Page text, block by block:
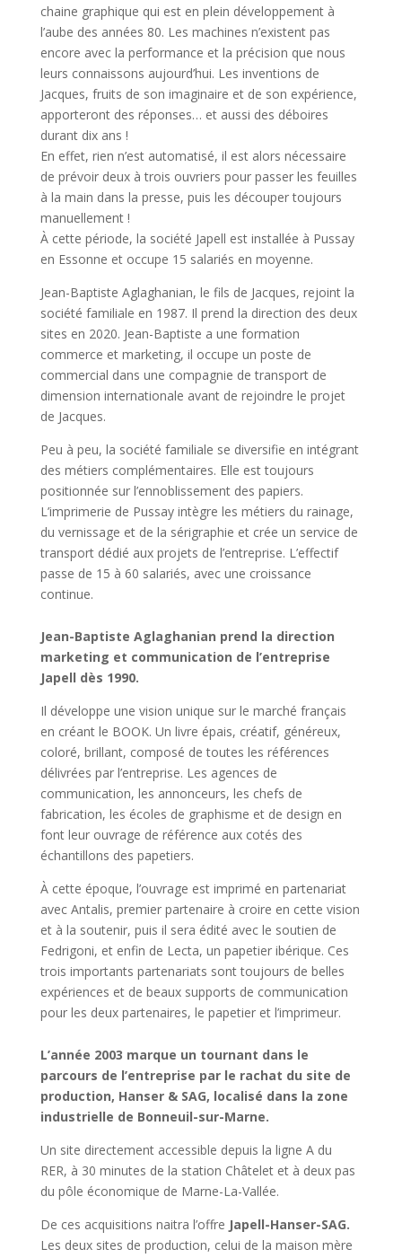
chaine graphique qui est en plein développement à
l’aube des années 80. Les machines n’existent pas
encore avec la performance et la précision que nous
leurs connaissons aujourd’hui. Les inventions de
Jacques, fruits de son imaginaire et de son expérience,
apporteront des réponses… et aussi des déboires
durant dix ans !
En effet, rien n’est automatisé, il est alors nécessaire
de prévoir deux à trois ouvriers pour passer les feuilles
à la main dans la presse, puis les découper toujours
manuellement !
À cette période, la société Japell est installée à Pussay
en Essonne et occupe 15 salariés en moyenne.
Jean-Baptiste Aglaghanian, le fils de Jacques, rejoint la
société familiale en 1987. Il prend la direction des deux
sites en 2020. Jean-Baptiste a une formation
commerce et marketing, il occupe un poste de
commercial dans une compagnie de transport de
dimension internationale avant de rejoindre le projet
de Jacques.
Peu à peu, la société familiale se diversifie en intégrant
des métiers complémentaires. Elle est toujours
positionnée sur l’ennoblissement des papiers.
L’imprimerie de Pussay intègre les métiers du rainage,
du vernissage et de la sérigraphie et crée un service de
transport dédié aux projets de l’entreprise. L’effectif
passe de 15 à 60 salariés, avec une croissance
continue.
Jean-Baptiste Aglaghanian prend la direction
marketing et communication de l’entreprise
Japell dès 1990.
Il développe une vision unique sur le marché français
en créant le BOOK. Un livre épais, créatif, généreux,
coloré, brillant, composé de toutes les références
délivrées par l’entreprise. Les agences de
communication, les annonceurs, les chefs de
fabrication, les écoles de graphisme et de design en
font leur ouvrage de référence aux cotés des
échantillons des papetiers.
À cette époque, l’ouvrage est imprimé en partenariat
avec Antalis, premier partenaire à croire en cette vision
et à la soutenir, puis il sera édité avec le soutien de
Fedrigoni, et enfin de Lecta, un papetier ibérique. Ces
trois importants partenariats sont toujours de belles
expériences et de beaux supports de communication
pour les deux partenaires, le papetier et l’imprimeur.
L’année 2003 marque un tournant dans le
parcours de l’entreprise par le rachat du site de
production, Hanser & SAG, localisé dans la zone
industrielle de Bonneuil-sur-Marne.
Un site directement accessible depuis la ligne A du
RER, à 30 minutes de la station Châtelet et à deux pas
du pôle économique de Marne-La-Vallée.
De ces acquisitions naitra l’offre Japell-Hanser-SAG.
Les deux sites de production, celui de la maison mère